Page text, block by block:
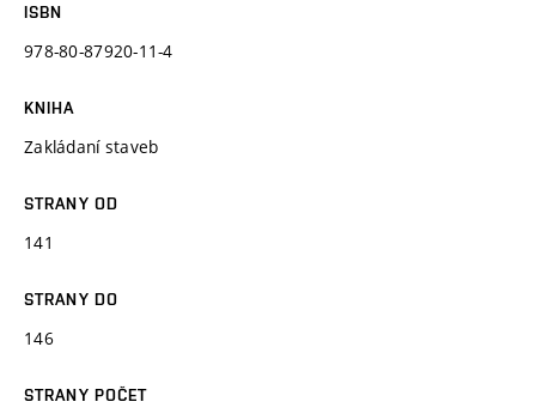
ISBN
978-80-87920-11-4
KNIHA
Zakládaní staveb
STRANY OD
141
STRANY DO
146
STRANY POČET